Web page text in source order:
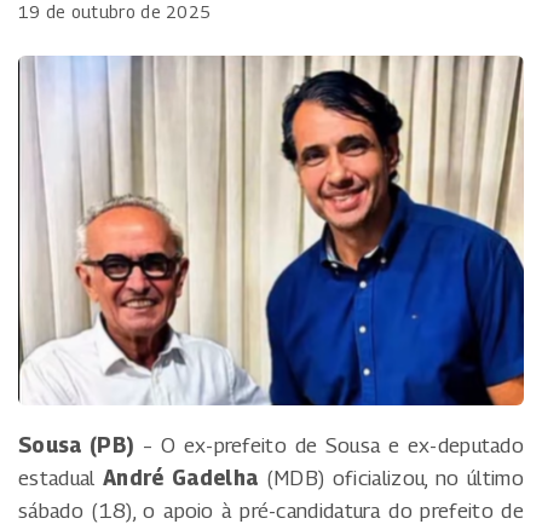
19 de outubro de 2025
Sousa (PB) – O ex-prefeito de Sousa e ex-deputado
estadual André Gadelha (MDB) oficializou, no último
sábado (18), o apoio à pré-candidatura do prefeito de